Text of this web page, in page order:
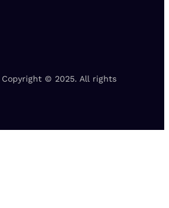
Copyright © 2025. All rights